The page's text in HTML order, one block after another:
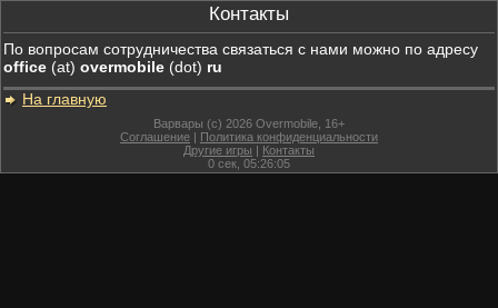
Контакты
По вопросам сотрудничества связаться с нами можно по адресу
office (at) overmobile (dot) ru
На главную
Варвары (c) 2026 Overmobile, 16+
Соглашение | Политика конфиденциальности
Другие игры | Контакты
0 сек, 05:26:05